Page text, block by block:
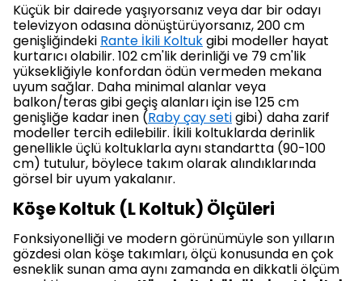
Küçük bir dairede yaşıyorsanız veya dar bir odayı
televizyon odasına dönüştürüyorsanız, 200 cm
genişliğindeki Rante İkili Koltukgibi modeller hayat
kurtarıcı olabilir. 102 cm'lik derinliği ve 79 cm'lik
yüksekliğiyle konfordan ödün vermeden mekana
uyum sağlar. Daha minimal alanlar veya
balkon/teras gibi geçiş alanları için ise 125 cm
genişliğe kadar inen (Raby çay setigibi) daha zarif
modeller tercih edilebilir. İkili koltuklarda derinlik
genellikle üçlü koltuklarla aynı standartta (90-100
cm) tutulur, böylece takım olarak alındıklarında
görsel bir uyum yakalanır.
Köşe Koltuk (L Koltuk) Ölçüleri
Fonksiyonelliği ve modern görünümüyle son yılların
gözdesi olan köşe takımları, ölçü konusunda en çok
esneklik sunan ama aynı zamanda en dikkatli ölçüm